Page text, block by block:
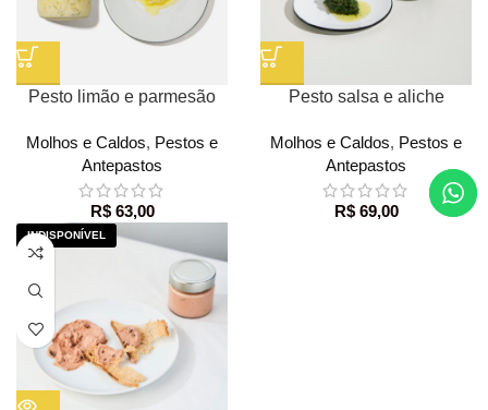
Pesto limão e parmesão
Molhos e Caldos, Pestos e
Antepastos
R$63,00
Pesto salsa e aliche
Molhos e Caldos, Pestos e
Antepastos
R$69,00